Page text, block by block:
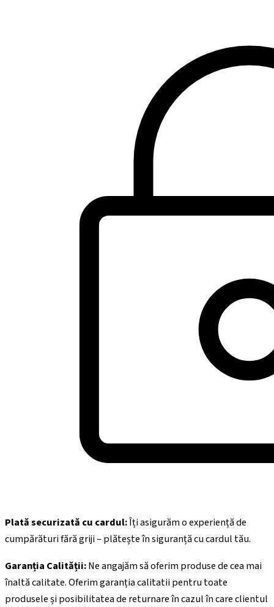
Plată securizată cu cardul:Îți asigurăm o experiență de
cumpărături fără griji – plătește în siguranță cu cardul tău.
Garanția Calității:Ne angajăm să oferim produse de cea mai
înaltă calitate. Oferim garanția calitatii pentru toate
produsele și posibilitatea de returnare în cazul în care clientul